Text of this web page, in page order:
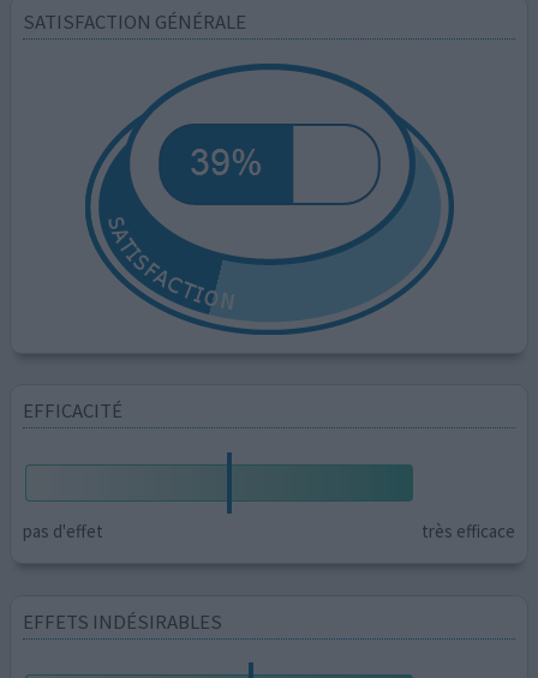
SATISFACTION GÉNÉRALE
EFFICACITÉ
pas d'effet très efficace
EFFETS INDÉSIRABLES